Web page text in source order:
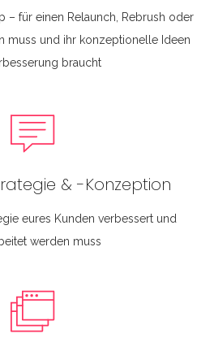
– für einen Relaunch, Rebrush oder
muss und ihr konzeptionelle Ideen
braucht
& -Konzeption
eures Kunden verbessert und
werden muss